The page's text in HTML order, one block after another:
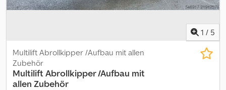
1 / 5
Multilift Abrollkipper /Aufbau mit allen
Zubehör
Multilift Abrollkipper /Aufbau mit
allen Zubehör